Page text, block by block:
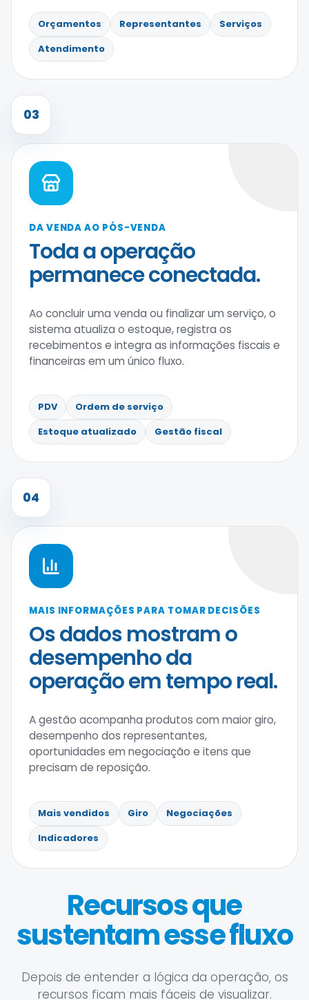
Orçamentos Representantes
Serviços
Atendimento
03
DA VENDA AO PÓS-VENDA
Toda a operação
permanece conectada.
Ao concluir uma venda ou finalizar um serviço, o
sistema atualiza o estoque, registra os
recebimentos e integra as informações fiscais e
financeiras em um único fluxo.
PDV
Ordem de serviço
Estoque atualizado
Gestão fiscal
04
MAIS INFORMAÇÕES PARA TOMAR DECISÕES
Os dados mostram o
desempenho da
operação em tempo real.
A gestão acompanha produtos com maior giro,
desempenho dos representantes,
oportunidades em negociação e itens que
precisam de reposição.
Mais vendidos Giro
Negociações
Indicadores
Recursos que
sustentam esse fluxo
Depois de entender a lógica da operação, os
recursos ficam mais fáceis de visualizar.